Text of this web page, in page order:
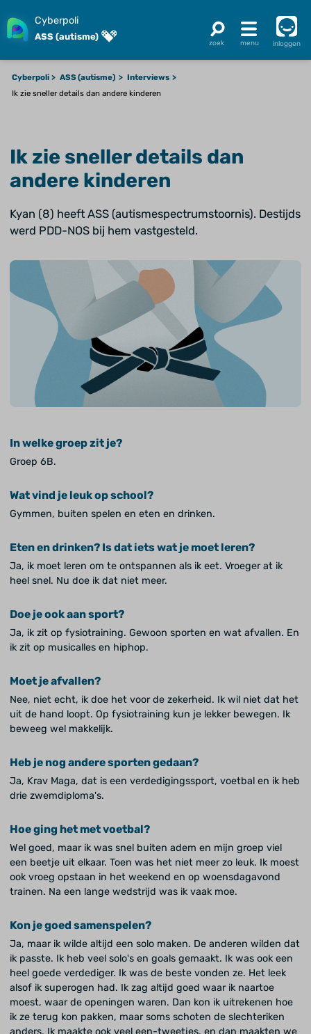
Cyberpoli
ASS (autisme)
inloggen
Cyberpoli ASS (autisme)
Interviews
Ik zie sneller details dan andere kinderen
Ik zie sneller details dan
andere kinderen
Kyan (8) heeft ASS (autismespectrumstoornis). Destijds
werd PDD-NOS bij hem vastgesteld.
In welke groep zit je?
Groep 6B.
Wat vind je leuk op school?
Gymmen, buiten spelen en eten en drinken.
Eten en drinken? Is dat iets wat je moet leren?
Ja, ik moet leren om te ontspannen als ik eet. Vroeger at ik
heel snel. Nu doe ik dat niet meer.
Doe je ook aan sport?
Ja, ik zit op fysiotraining. Gewoon sporten en wat afvallen. En
ik zit op musicalles en hiphop.
Moet je afvallen?
Nee, niet echt, ik doe het voor de zekerheid. Ik wil niet dat het
uit de hand loopt. Op fysiotraining kun je lekker bewegen. Ik
beweeg wel makkelijk.
Heb je nog andere sporten gedaan?
Ja, Krav Maga, dat is een verdedigingssport, voetbal en ik heb
drie zwemdiploma's.
Hoe ging het met voetbal?
Wel goed, maar ik was snel buiten adem en mijn groep viel
een beetje uit elkaar. Toen was het niet meer zo leuk. Ik moest
ook vroeg opstaan in het weekend en op woensdagavond
trainen. Na een lange wedstrijd was ik vaak moe.
Kon je goed samenspelen?
Ja, maar ik wilde altijd een solo maken. De anderen wilden dat
ik passte. Ik heb veel solo's en goals gemaakt. Ik was ook een
heel goede verdediger. Ik was de beste vonden ze. Het leek
alsof ik superogen had. Ik zag altijd goed waar ik naartoe
moest, waar de openingen waren. Dan kon ik uitrekenen hoe
ik ze terug kon pakken, maar soms schoten de slechteriken
anders. Ik maakte ook veel een-tweetjes, en dan maakten we